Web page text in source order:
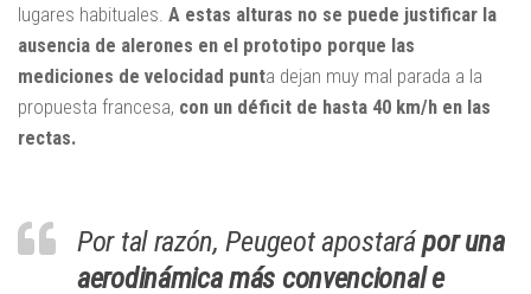
lugares habituales. A estas alturas no se puede justificar la
ausencia de alerones en el prototipo porque las
mediciones de velocidad punta dejan muy mal parada a la
propuesta francesa, con un déficit de hasta 40 km/h en las
rectas.
Por tal razón, Peugeot apostarápor una
aerodinámica más convencional e